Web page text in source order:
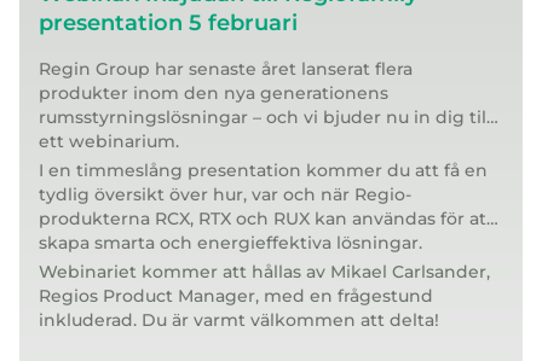
presentation 5 februari
Regin Group har senaste året lanserat flera
produkter inom den nya generationens
rumsstyrningslösningar – och vi bjuder nu in dig till
ett webinarium.
I en timmeslång presentation kommer du att få en
tydlig översikt över hur, var och när Regio-
produkterna RCX, RTX och RUX kan användas för att
skapa smarta och energieffektiva lösningar.
Webinariet kommer att hållas av Mikael Carlsander,
Regios Product Manager, med en frågestund
inkluderad. Du är varmt välkommen att delta!